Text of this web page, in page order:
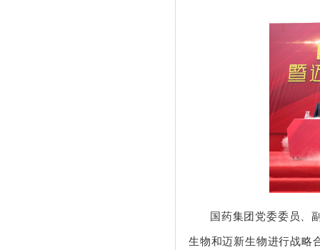
国药集团党委委员、
生物和迈新生物进行战略